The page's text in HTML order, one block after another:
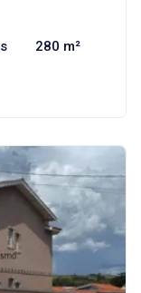
280 m²